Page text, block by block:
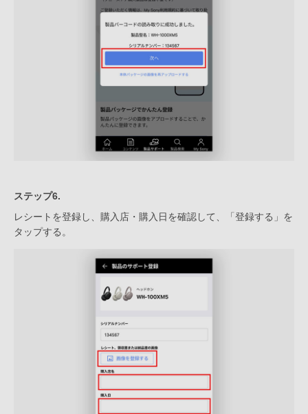
ステップ6.
レシートを登録し、購入店・購入日を確認して、「登録する」を
タップする。